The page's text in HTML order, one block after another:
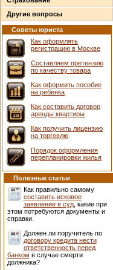
Другие вопросы
Советы юриста
Как оформлять
регистрацию в Москве
Составляем претензию
по качеству товара
Как оформить пособие
на ребенка
Как составить договор
аренды квартиры
Как получить лицензию
на торговлю
Порядок оформления
перепланировки жилья
Полезные статьи
Как правильно самому
составить исковое
заявление в суд, какие при
этом потребуются документы и
справки.
Должен ли поручитель по
договору кредита нести
ответственность перед
банком в случае смерти
должника?